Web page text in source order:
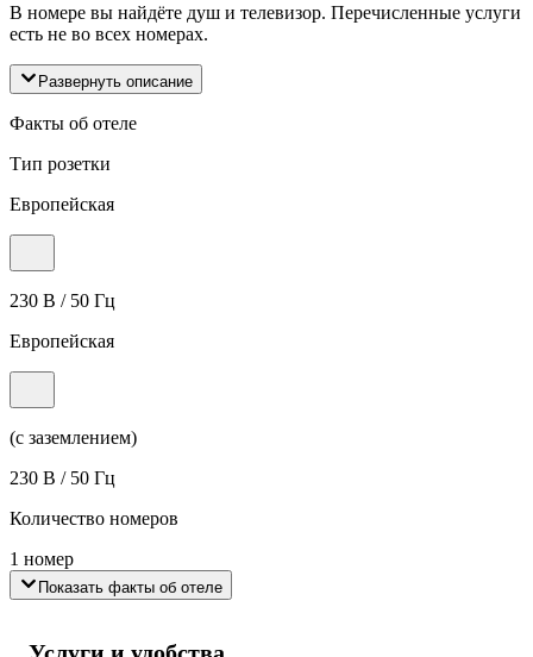
В номере вы найдёте душ и телевизор. Перечисленные услуги
есть не во всех номерах.
Развернуть описание
Факты об отеле
Тип розетки
Европейская
230 В / 50 Гц
Европейская
(с заземлением)
230 В / 50 Гц
Количество номеров
1 номер
Показать факты об отеле